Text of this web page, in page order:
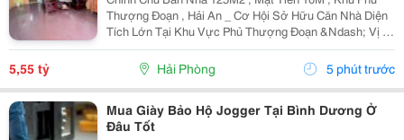
Thượng Đoạn , Hải An _ Cơ Hội Sở Hữu Căn Nhà Diện
Tích Lớn Tại Khu Vực Phủ Thượng Đoạn &Ndash; Vị Trí
Đẹp, Ngõ Rộng, Ô Tô Chỉ Cách Nhà Vài Bước Chân.
Phù Hợp An Cư Hoặc Đầu Tư Lâu Dài. * Thông Tin...
5,55 tỷ Hải Phòng 5 phút trước
Mua Giày Bảo Hộ Jogger Tại Bình Dương Ở
Đâu Tốt